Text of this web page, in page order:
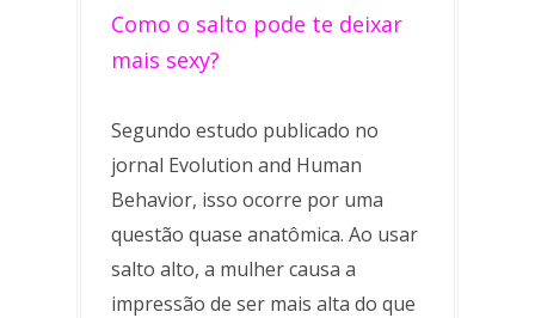
Como o salto pode te deixar
mais sexy?
Segundo estudo publicado no
jornal Evolution and Human
Behavior, isso ocorre por uma
questão quase anatômica. Ao usar
salto alto, a mulher causa a
impressão de ser mais alta do que